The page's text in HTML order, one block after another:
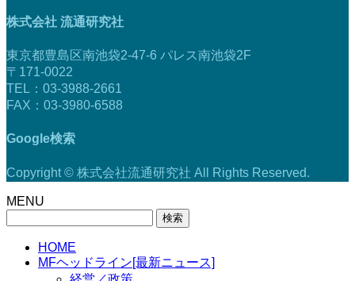
株式会社 流通研究社
東京都豊島区南池袋2-47-6 パレス南池袋2F
〒171-0022
TEL：03-3988-2661
FAX：03-3980-6588
Google検索
Copyright © 株式会社流通研究社 All Rights Reserved.
MENU
HOME
MFヘッドライン[最新ニュース]